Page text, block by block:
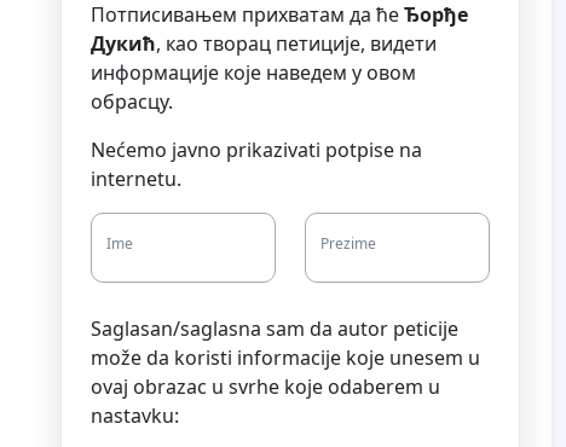
Потписивањем прихватам да ћеЂорђе
Дукић, као творац петиције, видети
информације које наведем у овом
обрасцу.
Nećemo javno prikazivati potpise na
internetu.
Ime Prezime
Saglasan/saglasna sam da autor peticije
može da koristi informacije koje unesem u
ovaj obrazac u svrhe koje odaberem u
nastavku: